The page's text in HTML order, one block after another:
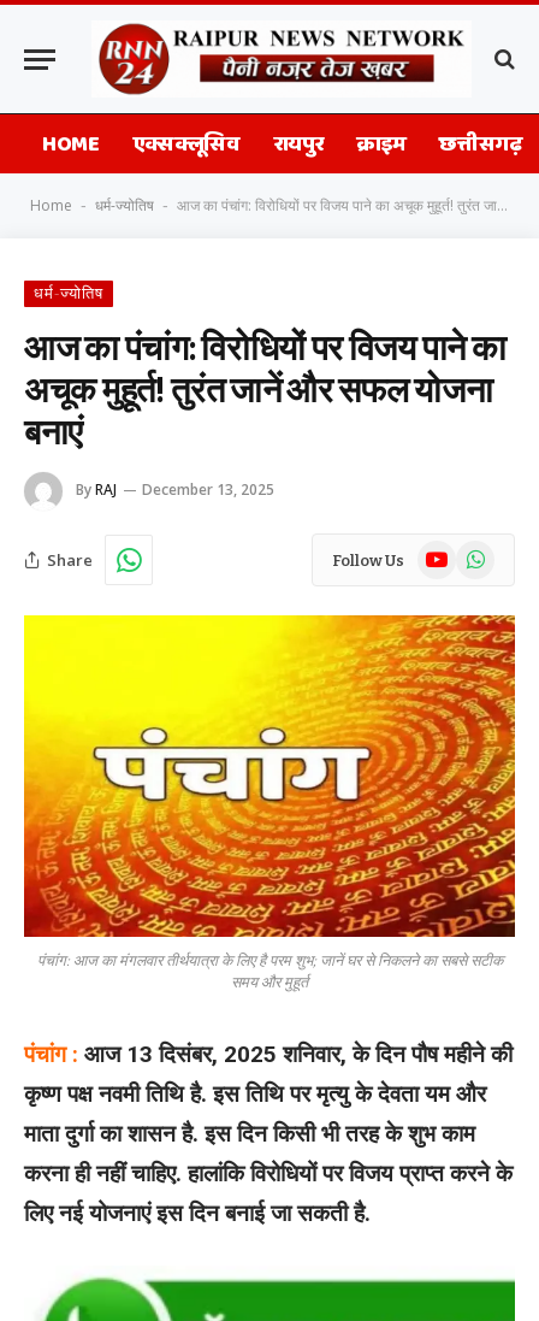
HOME एक्सक्लूसिव रायपुर क्राइम छत्तीसगढ़
Home - धर्म-ज्योतिष - आज का पंचांग: विरोधियों पर विजय पाने का अचूक मुहूर्त! तुरंत जानें और सफल योजना बनाएं
धर्म-ज्योतिष
आज का पंचांग: विरोधियों पर विजय पाने का
अचूक मुहूर्त! तुरंत जानें और सफल योजना
बनाएं
ByRAJ December 13, 2025
Share Follow Us YouTubeWhatsApp
पंचांग: आज का मंगलवार तीर्थयात्रा के लिए है परम शुभ; जानें घर से निकलने का सबसे सटीक
समय और मुहूर्त
पंचांग : आज 13 दिसंबर, 2025 शनिवार, के दिन पौष महीने की
कृष्ण पक्ष नवमी तिथि है. इस तिथि पर मृत्यु के देवता यम और
माता दुर्गा का शासन है. इस दिन किसी भी तरह के शुभ काम
करना ही नहीं चाहिए. हालांकि विरोधियों पर विजय प्राप्त करने के
लिए नई योजनाएं इस दिन बनाई जा सकती है.